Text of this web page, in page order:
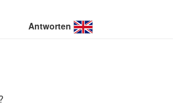
Antworten